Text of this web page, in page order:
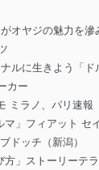
オヤジの魅力を
ルに生きよう「ド
カー
ミラノ、パリ速報
マ」フィアット セ
ドッチ（新潟）
」ストーリーテ